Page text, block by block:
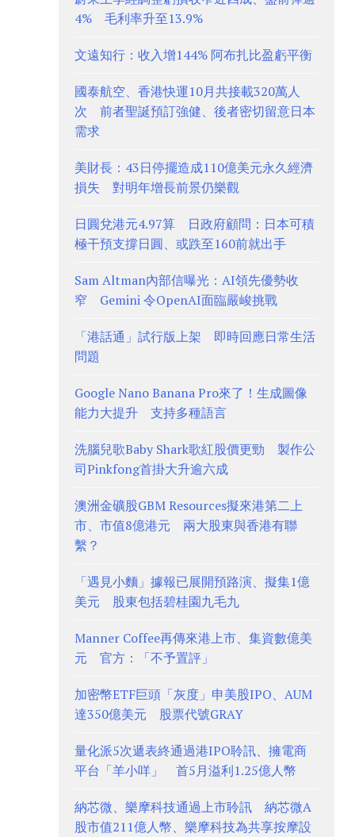
4% 毛利率升至13.9%
文遠知行：收入增144% 阿布扎比盈虧平衡
國泰航空、香港快運10月共接載320萬人
次 前者聖誕預訂強健、後者密切留意日本
需求
美財長：43日停擺造成110億美元永久經濟
損失 對明年增長前景仍樂觀
日圓兌港元4.97算 日政府顧問：日本可積
極干預支撐日圓、或跌至160前就出手
Sam Altman內部信曝光：AI領先優勢收
窄 Gemini 令OpenAI面臨嚴峻挑戰
「港話通」試行版上架 即時回應日常生活
問題
Google Nano Banana Pro來了！生成圖像
能力大提升 支持多種語言
洗腦兒歌Baby Shark歌紅股價更勁 製作公
司Pinkfong首掛大升逾六成
澳洲金礦股GBM Resources擬來港第二上
市、市值8億港元 兩大股東與香港有聯
繫？
「遇見小麵」據報已展開預路演、擬集1億
美元 股東包括碧桂園九毛九
Manner Coffee再傳來港上市、集資數億美
元 官方：「不予置評」
加密幣ETF巨頭「灰度」申美股IPO、AUM
達350億美元 股票代號GRAY
量化派5次遞表終通過港IPO聆訊、擁電商
平台「羊小咩」 首5月溢利1.25億人幣
納芯微、樂摩科技通過上市聆訊 納芯微A
股市值211億人幣、樂摩科技為共享按摩設